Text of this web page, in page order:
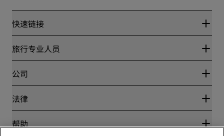
快速链接
丽赏会
Blog
目的地
丽笙酒店集团APP
体育认证酒店
家庭友好型酒店
旅行专业人员
合作伙伴
公司
丽笙酒店集团
工作机会 RHG
工作机会 PPHE
法律
隐私中心
帮助